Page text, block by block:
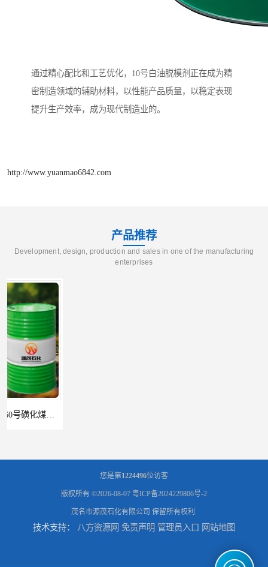
通过精心配比和工艺优化，10号白油脱模剂正在成为精
密制造领域的辅助材料，以性能产品质量，以稳定表现
提升生产效率，成为现代制造业的。
http://www.yuanmao6842.com
产品推荐
Development, design, production and sales in one of the manufacturing
enterprises
您是第1224496位访客
版权所有 ©2026-08-07 粤ICP备2024229806号-2
茂名市源茂石化有限公司 保留所有权利.
技术支持： 八方资源网 免责声明 管理员入口 网站地图